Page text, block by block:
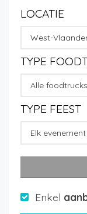
LOCATIE
West-
TYPE
Alle foodtrucks
TYPE FEEST
Elk evenement
Enkel